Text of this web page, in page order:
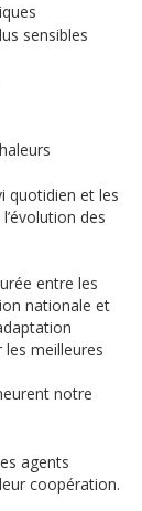
sensibles
quotidien et les
des
entre les
nationale et
les meilleures
notre
agents
coopération.